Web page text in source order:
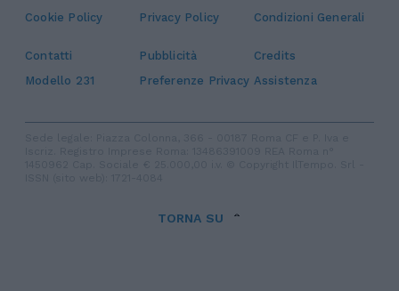
Cookie Policy Privacy Policy Condizioni Generali
Contatti Pubblicità
Credits
Modello 231
Preferenze Privacy Assistenza
TORNA SU